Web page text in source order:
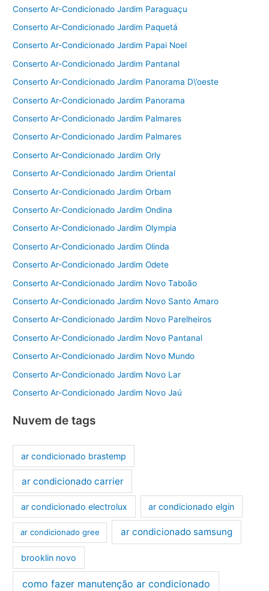
Conserto Ar-Condicionado Jardim Paraguaçu
Conserto Ar-Condicionado Jardim Paquetá
Conserto Ar-Condicionado Jardim Papai Noel
Conserto Ar-Condicionado Jardim Pantanal
Conserto Ar-Condicionado Jardim Panorama D\’oeste
Conserto Ar-Condicionado Jardim Panorama
Conserto Ar-Condicionado Jardim Palmares
Conserto Ar-Condicionado Jardim Palmares
Conserto Ar-Condicionado Jardim Orly
Conserto Ar-Condicionado Jardim Oriental
Conserto Ar-Condicionado Jardim Orbam
Conserto Ar-Condicionado Jardim Ondina
Conserto Ar-Condicionado Jardim Olympia
Conserto Ar-Condicionado Jardim Olinda
Conserto Ar-Condicionado Jardim Odete
Conserto Ar-Condicionado Jardim Novo Taboão
Conserto Ar-Condicionado Jardim Novo Santo Amaro
Conserto Ar-Condicionado Jardim Novo Parelheiros
Conserto Ar-Condicionado Jardim Novo Pantanal
Conserto Ar-Condicionado Jardim Novo Mundo
Conserto Ar-Condicionado Jardim Novo Lar
Conserto Ar-Condicionado Jardim Novo Jaú
Nuvem de tags
ar condicionado brastemp
ar condicionado carrier
ar condicionado electrolux ar condicionado elgin
ar condicionado gree ar condicionado samsung
brooklin novo
como fazer manutenção ar condicionado